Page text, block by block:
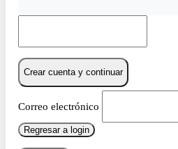
Crear cuenta y continuar
Correo electrónico
Regresar a login